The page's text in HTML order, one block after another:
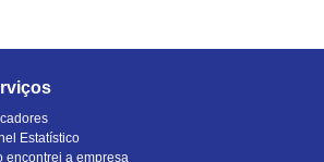
Estatístico
encontrei a empresa